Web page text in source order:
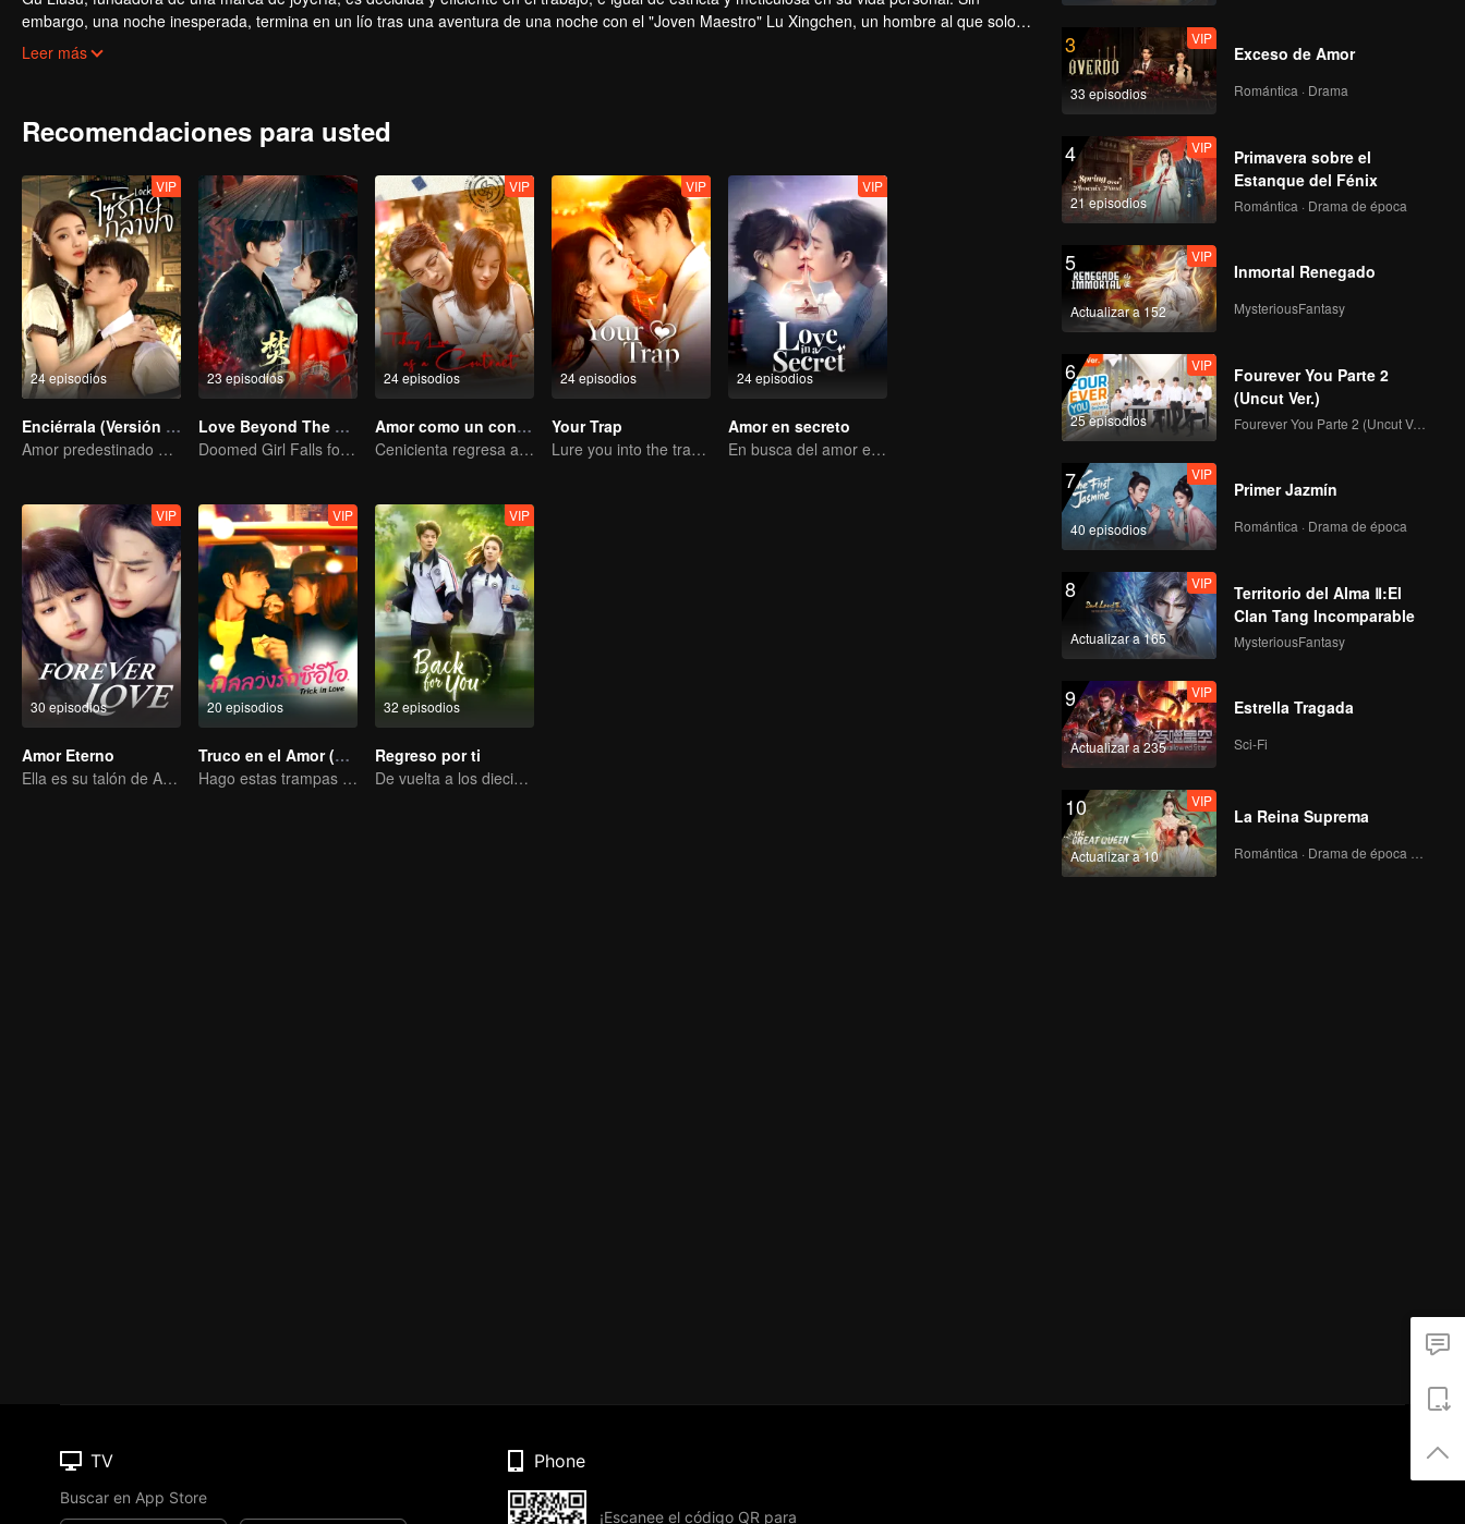
embargo, una noche inesperada, termina en un lío tras una aventura de una noche con el "Joven Maestro" Lu Xingchen, un hombre al que solo
había visto una vez. Para colmo, Lu Xingchen pronto se une a su empresa como su asistente personal. Ninguno de estos rivales en disputa podría
Leer más
Recomendaciones para usted
24 episodios
VIP
Enciérrala (Versión Tailandesa)
Amor predestinado en tiempos turbulentos
23 episodios
Love Beyond The Curse (Thai Ver.)
Doomed Girl Falls for the Immortal Vampire
24 episodios
VIP
Amor como un contrato
Cenicienta regresa a la alta sociedad y encuentra el amor con el presidente
24 episodios
VIP
Your Trap
Lure you into the trap with love as bait
24 episodios
VIP
Amor en secreto
En busca del amor entre el destino y la emoción
30 episodios
VIP
Amor Eterno
Ella es su talón de Aquiles y su armadura.
20 episodios
VIP
Truco en el Amor (Versión Tailandesa)
Hago estas trampas pero te amo de verdad
32 episodios
VIP
Regreso por ti
De vuelta a los dieciocho, para salvar a su musa blanca de luna
3
33 episodios
VIP
Exceso de Amor
Romántica · Drama
4
21 episodios
VIP
Primavera sobre el
Estanque del Fénix
Romántica · Drama de época
5
Actualizar a 152
VIP
Inmortal Renegado
MysteriousFantasy
6
25 episodios
VIP
Fourever You Parte 2
(Uncut Ver.)
Fourever You Parte 2 (Uncut Ver.)
7
40 episodios
VIP
Primer Jazmín
Romántica · Drama de época
8
Actualizar a 165
VIP
Territorio del Alma Ⅱ:El
Clan Tang Incomparable
MysteriousFantasy
9
Actualizar a 235
VIP
Estrella Tragada
Sci-Fi
10
Actualizar a 10
VIP
La Reina Suprema
TV
Buscar en App Store
Phone
¡Escanee el código QR para